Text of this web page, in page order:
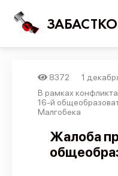
8372
1
В рамках
16-й
Малгобека
Жалоба